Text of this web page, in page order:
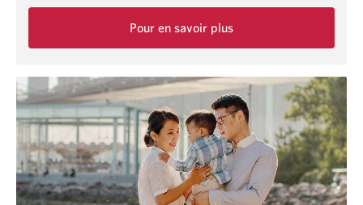
Pour en savoir plus
le
Compte
d’épargne
Avantage
CELI
CIBC.